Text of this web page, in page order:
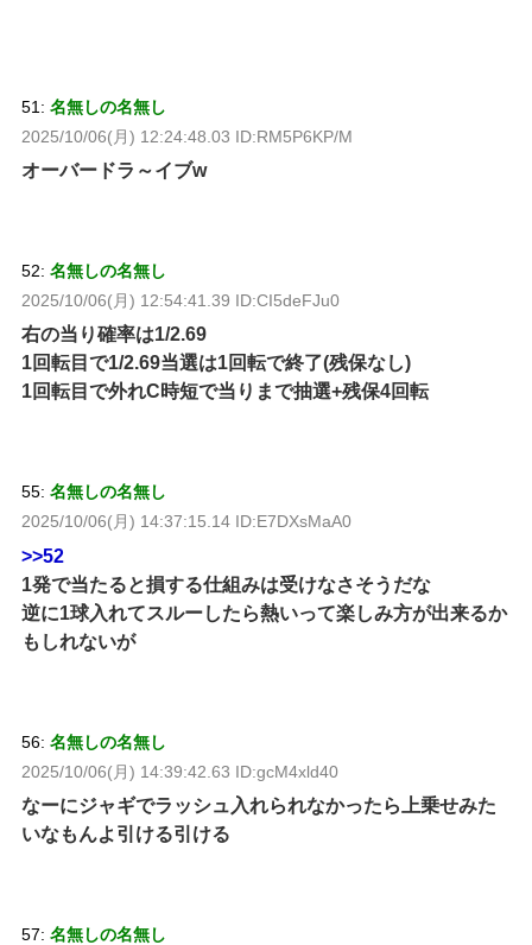
51: 名無しの名無し
2025/10/06(月) 12:24:48.03 ID:RM5P6KP/M
オーバードラ～イブw
52: 名無しの名無し
2025/10/06(月) 12:54:41.39 ID:CI5deFJu0
右の当り確率は1/2.69
1回転目で1/2.69当選は1回転で終了(残保なし)
1回転目で外れC時短で当りまで抽選+残保4回転
55: 名無しの名無し
2025/10/06(月) 14:37:15.14 ID:E7DXsMaA0
>>52
1発で当たると損する仕組みは受けなさそうだな
逆に1球入れてスルーしたら熱いって楽しみ方が出来るか
もしれないが
56: 名無しの名無し
2025/10/06(月) 14:39:42.63 ID:gcM4xld40
なーにジャギでラッシュ入れられなかったら上乗せみた
いなもんよ引ける引ける
57: 名無しの名無し